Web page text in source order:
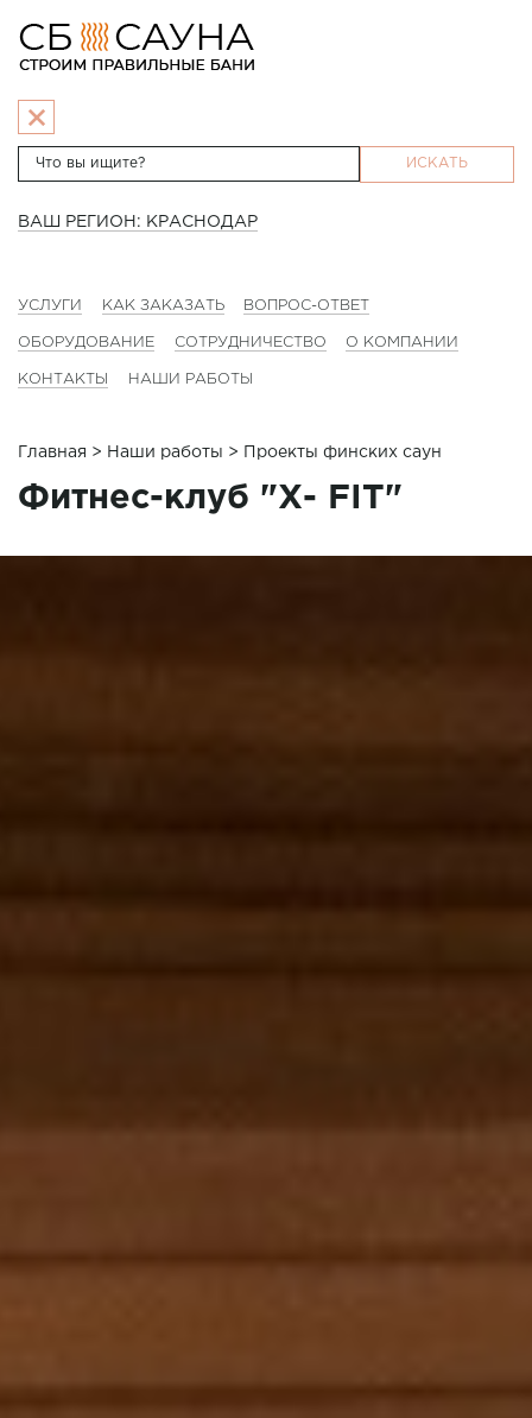
ИСКАТЬ
ВАШ РЕГИОН: КРАСНОДАР
УСЛУГИ КАК ЗАКАЗАТЬ ВОПРОС-ОТВЕТ
ОБОРУДОВАНИЕ СОТРУДНИЧЕСТВО О КОМПАНИИ
КОНТАКТЫ НАШИ РАБОТЫ
Главная > Наши работы > Проекты финских саун
Фитнес-клуб "Х- FIT"